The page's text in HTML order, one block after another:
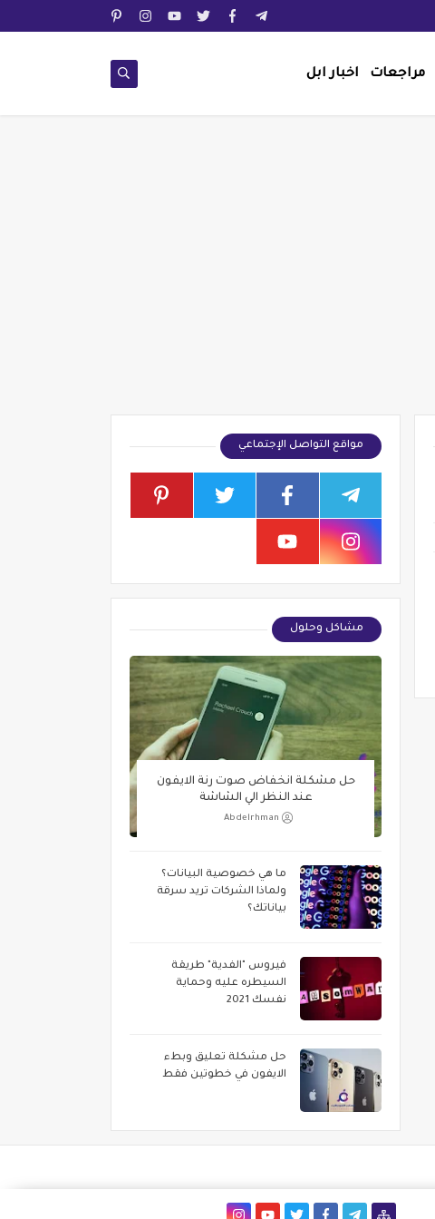
مراجعات اخبار ابل
مواقع التواصل الإجتماعي
مشاكل وحلول
حل مشكلة انخفاض صوت رنة الايفون
عند النظر الي الشاشة
Abdelrhman
ما هي خصوصية البيانات؟
ولماذا الشركات تريد سرقة
بياناتك؟
فيروس "الفدية" طريقة
السيطره عليه وحماية
نفسك 2021
حل مشكلة تعليق وبطء
الايفون في خطوتين فقط